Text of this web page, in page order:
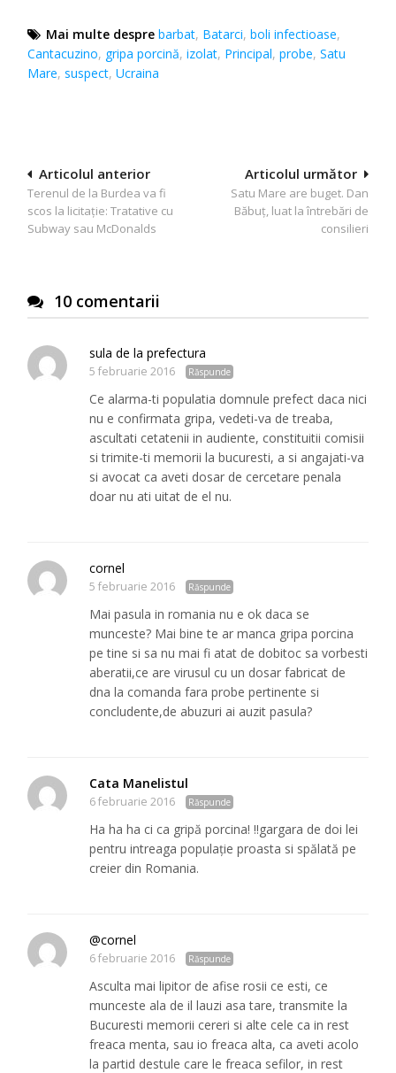
Mai multe despre barbat, Batarci,boli infectioase,
Cantacuzino, gripa porcină,izolat, Principal,probe,Satu
Mare,suspect,Ucraina
Navigare
în
articole
Articolul următor
Satu Mare are buget. Dan
Băbuţ, luat la întrebări de
consilieri
Articolul anterior
Terenul de la Burdea va fi
scos la licitaţie: Tratative cu
Subway sau McDonalds
10 comentarii
sula de la prefectura
5 februarie 2016 Răspunde
Ce alarma-ti populatia domnule prefect daca nici
nu e confirmata gripa, vedeti-va de treaba,
ascultati cetatenii in audiente, constituitii comisii
si trimite-ti memorii la bucuresti, a si angajati-va
si avocat ca aveti dosar de cercetare penala
doar nu ati uitat de el nu.
cornel
5 februarie 2016 Răspunde
Mai pasula in romania nu e ok daca se
munceste? Mai bine te ar manca gripa porcina
pe tine si sa nu mai fi atat de dobitoc sa vorbesti
aberatii,ce are virusul cu un dosar fabricat de
dna la comanda fara probe pertinente si
concludente,de abuzuri ai auzit pasula?
Cata Manelistul
6 februarie 2016 Răspunde
Ha ha ha ci ca gripă porcina! !!gargara de doi lei
pentru intreaga populație proasta si spălată pe
creier din Romania.
@cornel
6 februarie 2016 Răspunde
Asculta mai lipitor de afise rosii ce esti, ce
munceste ala de il lauzi asa tare, transmite la
Bucuresti memorii cereri si alte cele ca in rest
freaca menta, sau io freaca alta, ca aveti acolo
la partid destule care le freaca sefilor, in rest